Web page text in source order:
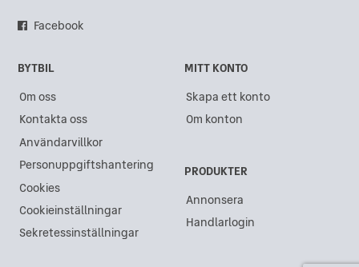
Facebook
BYTBIL
Om oss
Kontakta oss
Användarvillkor
Personuppgiftshantering
Cookies
Cookieinställningar
Sekretessinställningar
MITT KONTO
Skapa ett konto
Om konton
PRODUKTER
Annonsera
Handlarlogin